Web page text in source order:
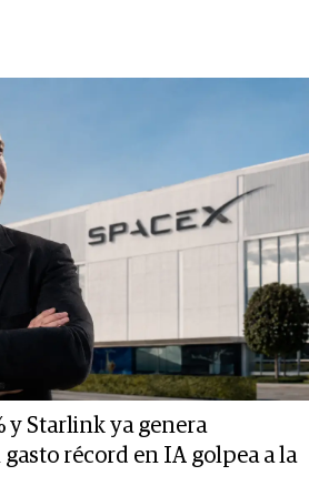
y Starlink ya genera
récord en IA golpea a la